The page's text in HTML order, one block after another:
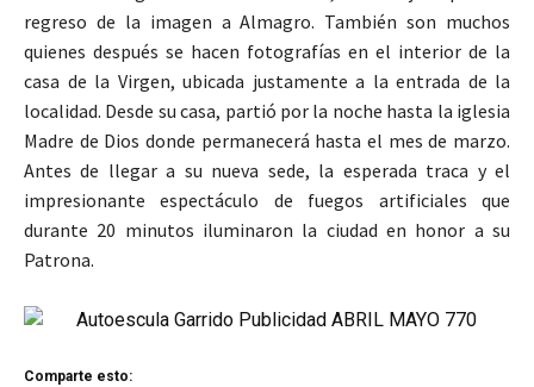
regreso de la imagen a Almagro. También son muchos
quienes después se hacen fotografías en el interior de la
casa de la Virgen, ubicada justamente a la entrada de la
localidad. Desde su casa, partió por la noche hasta la iglesia
Madre de Dios donde permanecerá hasta el mes de marzo.
Antes de llegar a su nueva sede, la esperada traca y el
impresionante espectáculo de fuegos artificiales que
durante 20 minutos iluminaron la ciudad en honor a su
Patrona.
Comparte esto: